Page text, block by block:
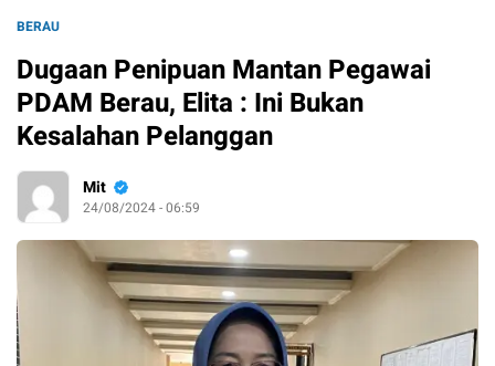
BERAU
Dugaan Penipuan Mantan Pegawai
PDAM Berau, Elita : Ini Bukan
Kesalahan Pelanggan
Mit
24/08/2024 - 06:59